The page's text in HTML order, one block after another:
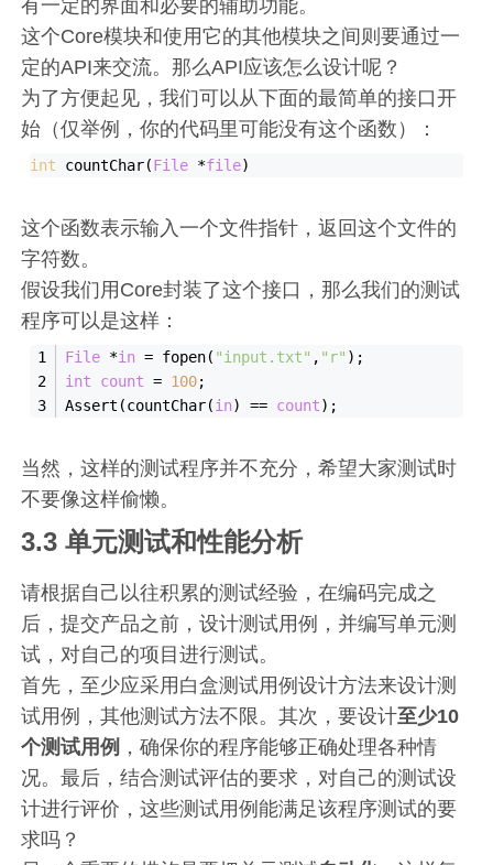
有一定的界面和必要的辅助功能。
这个Core模块和使用它的其他模块之间则要通过一
定的API来交流。那么API应该怎么设计呢？
为了方便起见，我们可以从下面的最简单的接口开
始（仅举例，你的代码里可能没有这个函数）：
int countChar(File *file
这个函数表示输入一个文件指针，返回这个文件的
字符数。
假设我们用Core封装了这个接口，那么我们的测试
程序可以是这样：
File *in = fopen( "input.txt" , "r" );
int
count = 100;
Assert(countChar(in) == count);
当然，这样的测试程序并不充分，希望大家测试时
不要像这样偷懒。
3.3 单元测试和性能分析
请根据自己以往积累的测试经验，在编码完成之
后，提交产品之前，设计测试用例，并编写单元测
试，对自己的项目进行测试。
首先，至少应采用白盒测试用例设计方法来设计测
试用例，其他测试方法不限。其次，要设计至少10
个测试用例 ，确保你的程序能够正确处理各种情
况。最后，结合测试评估的要求，对自己的测试设
计进行评价，这些测试用例能满足该程序测试的要
求吗？